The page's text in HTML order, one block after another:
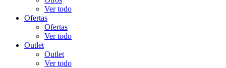
Ver todo
Ofertas
Ofertas
Ver todo
Outlet
Outlet
Ver todo